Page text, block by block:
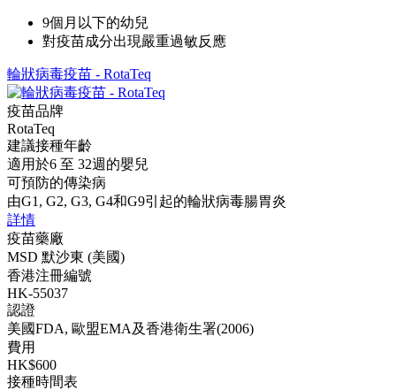
9個月以下的幼兒
對疫苗成分出現嚴重過敏反應
輪狀病毒疫苗 - RotaTeq
疫苗品牌
RotaTeq
建議接種年齡
適用於6 至 32週的嬰兒
可預防的傳染病
由G1, G2, G3, G4和G9引起的輪狀病毒腸胃炎
詳情
疫苗藥廠
MSD 默沙東 (美國)
香港注冊編號
HK-55037
認證
美國FDA, 歐盟EMA及香港衛生署(2006)
費用
HK$600
接種時間表